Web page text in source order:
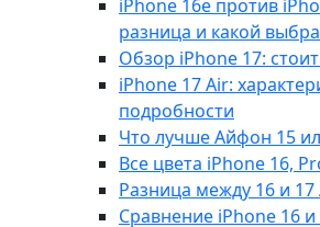
iPhone 16e против
разница и какой
Обзор iPhone 17:
iPhone 17 Air:
подробности
Что лучше Айфон 15
Все цвета iPhone 16,
Разница между 16 и
Сравнение iPhone 16 и